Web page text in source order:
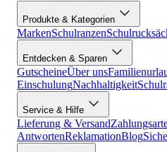
Produkte & Kategorien
MarkenSchulranzen
Entdecken & Sparen
GutscheineÜber uns
EinschulungNachhaltigkeit
Service & Hilfe
Lieferung & Versand
AntwortenReklamationBlog